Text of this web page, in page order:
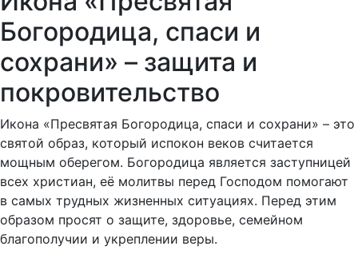
Богородица, спаси и
сохрани» – защита и
покровительство
Икона «Пресвятая Богородица, спаси и сохрани» – это
святой образ, который испокон веков считается
мощным оберегом. Богородица является заступницей
всех христиан, её молитвы перед Господом помогают
в самых трудных жизненных ситуациях. Перед этим
образом просят о защите, здоровье, семейном
благополучии и укреплении веры.